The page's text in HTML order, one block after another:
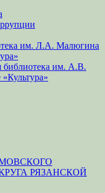
им. Л.А. Малюгина
библиотека им. А.В.
РЯЗАНСКОЙ